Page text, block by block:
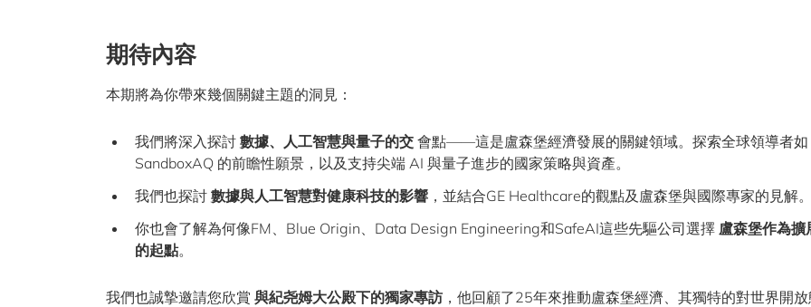
期待內容
本期將為你帶來幾個關鍵主題的洞見：
我們將深入探討 數據、人工智慧與量子的交 會點——這是盧森堡經濟發展的關鍵領域。探索全球領導者如
SandboxAQ 的前瞻性願景，以及支持尖端 AI 與量子進步的國家策略與資產。
我們也探討 數據與人工智慧對健康科技的影響 ，並結合GE Healthcare的觀點及盧森堡與國際專家的見解。
你也會了解為何像FM、Blue Origin、Data Design Engineering和SafeAI這些先驅公司選擇 盧森堡作為擴
的起點。
我們也誠摯邀請您欣賞 與紀尧姆大公殿下的獨家專訪 ，他回顧了25年來推動盧森堡經濟、其獨特的對世界開放